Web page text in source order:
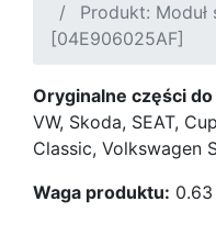
Produkt:
[04E906025AF]
Oryginalne części
VW, Skoda, SEAT,
Classic, Volkswagen
Waga produktu: